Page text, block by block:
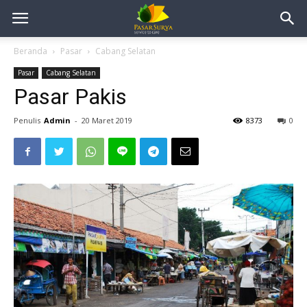
Beranda Pasar Cabang Selatan
Pasar Cabang Selatan
Pasar Pakis
Penulis Admin - 20 Maret 2019 0
8373